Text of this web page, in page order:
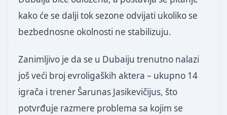
kako će se dalji tok sezone odvijati ukoliko se
bezbednosne okolnosti ne stabilizuju.
Zanimljivo je da se u Dubaiju trenutno nalazi
još veći broj evroligaških aktera – ukupno 14
igrača i trener Šarunas Jasikevičijus, što
potvrđuje razmere problema sa kojim se